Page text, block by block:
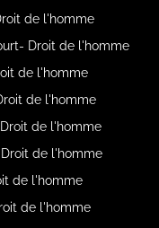
de l'homme
Droit de l'homme
de l'homme
de l'homme
de l'homme
de l'homme
de l'homme
de l'homme